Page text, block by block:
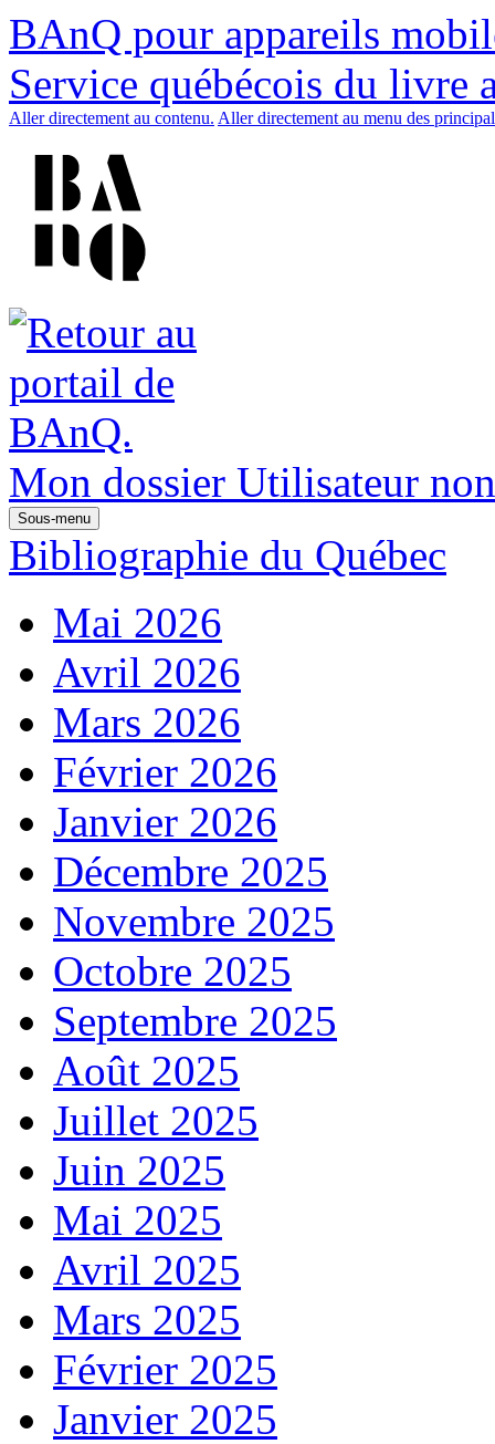
BAnQ pour appareils
Service québécois du livre
Aller directement au contenu. Aller directement au menu des
Mon dossier Utilisateur
Sous-menu
Bibliographie du Québec
Mai 2026
Avril 2026
Mars 2026
Février 2026
Janvier 2026
Décembre 2025
Novembre 2025
Octobre 2025
Septembre 2025
Août 2025
Juillet 2025
Juin 2025
Mai 2025
Avril 2025
Mars 2025
Février 2025
Janvier 2025